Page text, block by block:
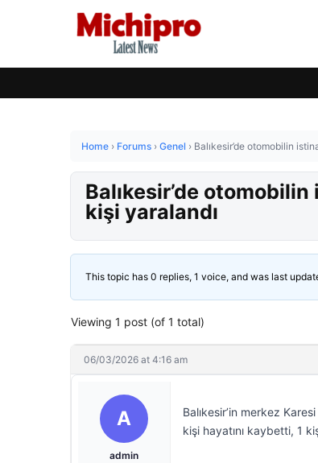
Home › Forums › Genel › Balıkesir’de otomobilin
Balıkesir’de
kişi yaralandı
This topic has 0 replies, 1 voice, and was last
Viewing 1 post (of 1 total)
06/03/2026 at 4:16 am
A
admin
Balıkesir’in merkez
kişi hayatını kaybetti, 1